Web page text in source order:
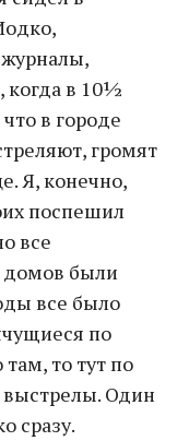
когда в 10½
в городе
громят
Я, конечно,
поспешил
все
домов были
все было
по
то тут по
выстрелы. Один
сразу.